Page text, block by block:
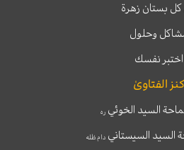
بستان زهرة
وحلول
اختبر نفسك
كنز الفتاوىٰ
السيد الخوئيره
السيد السيستانيدام ظله